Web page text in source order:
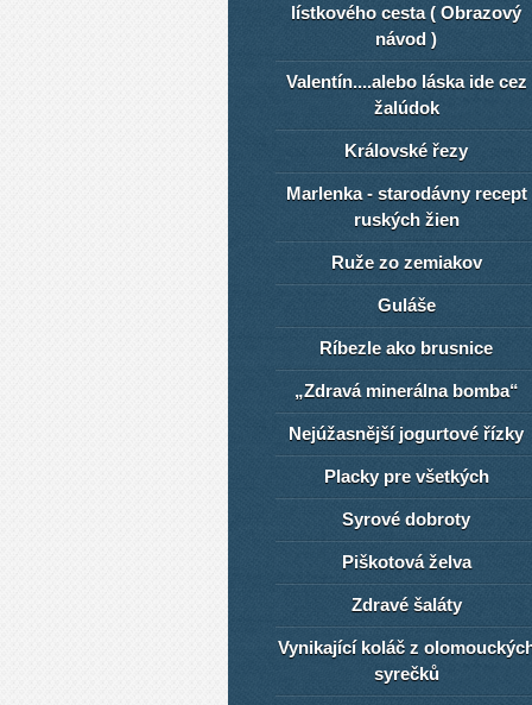
lístkového cesta ( Obrazový
návod )
Valentín....alebo láska ide cez
žalúdok
Královské řezy
Marlenka - starodávny recept
ruských žien
Ruže zo zemiakov
Guláše
Ríbezle ako brusnice
„Zdravá minerálna bomba“
Nejúžasnější jogurtové řízky
Placky pre všetkých
Syrové dobroty
Piškotová želva
Zdravé šaláty
Vynikající koláč z
syrečků